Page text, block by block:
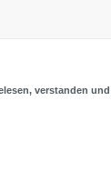
verstanden